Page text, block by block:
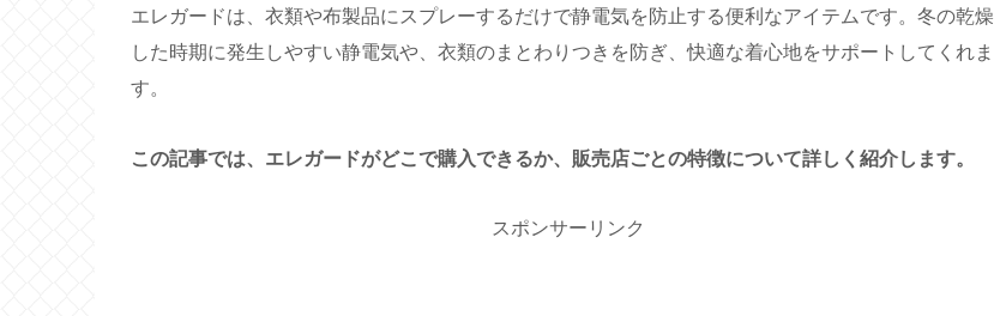
エレガードは、衣類や布製品にスプレーするだけで静電気を防止する便利なアイテムです。冬の乾燥
した時期に発生しやすい静電気や、衣類のまとわりつきを防ぎ、快適な着心地をサポートしてくれま
す。
この記事では、エレガードがどこで購入できるか、販売店ごとの特徴について詳しく紹介します。
スポンサーリンク